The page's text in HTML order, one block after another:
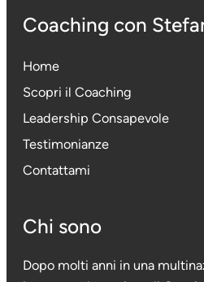
Coaching con
Home
Scopri il Coaching
Leadership Consapevole
Testimonianze
Contattami
Chi sono
Dopo molti anni in una